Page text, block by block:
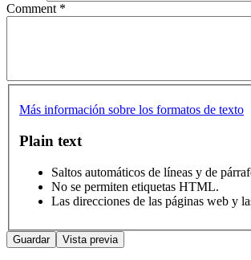
Comment *
Más información sobre los formatos de texto
Plain text
Saltos automáticos de líneas y de
No se permiten etiquetas HTML.
Las direcciones de las páginas web y